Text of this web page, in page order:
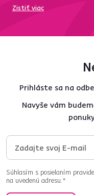
Zistiť viac
Prihláste sa na
Navyše vám
Súhlasím s posielaním
na uvedenú adresu.*